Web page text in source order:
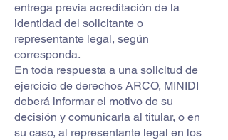
entrega previa acreditación de la
identidad del solicitante o
representante legal, según
corresponda.
En toda respuesta a una solicitud de
ejercicio de derechos ARCO, MINIDI
deberá informar el motivo de su
decisión y comunicarla al titular, o en
su caso, al representante legal en los